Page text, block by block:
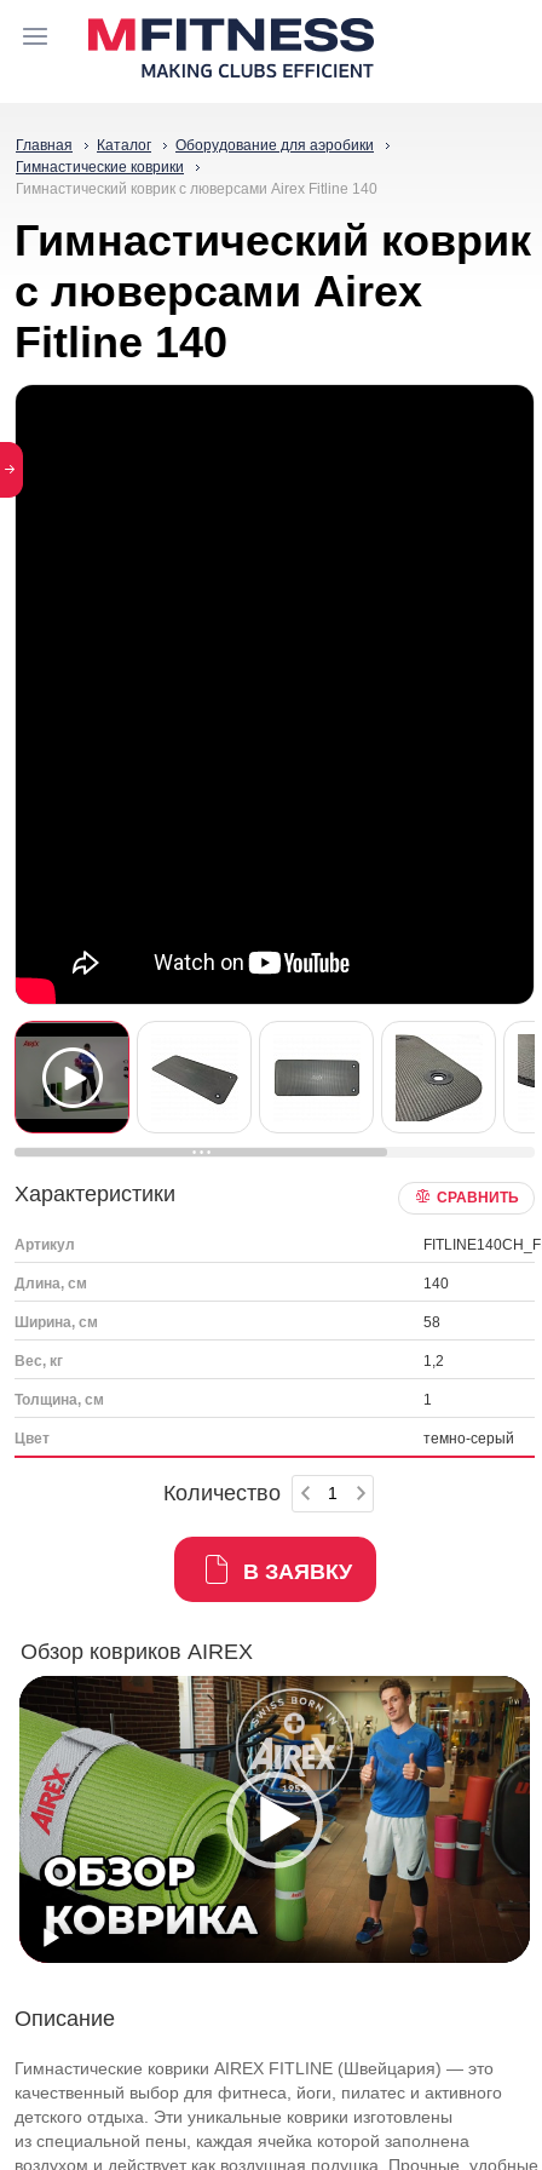
Главная Каталог
Оборудование для аэробики
Гимнастические коврики
Гимнастический коврик с люверсами Airex Fitline 140
Гимнастический коврик
с люверсами Airex
Fitline 140
Характеристики СРАВНИТЬ
Артикул
Длина, см 140
Ширина, см 58
Вес, кг 1,2
Толщина, см 1
Цвет темно-серый
Количество
В ЗАЯВКУ
Обзор ковриков AIREX
Описание
Гимнастические коврики AIREX FITLINE (Швейцария) — это
качественный выбор для фитнеса, йоги, пилатес и активного
детского отдыха. Эти уникальные коврики изготовлены
из специальной пены, каждая ячейка которой заполнена
воздухом и действует как воздушная подушка. Прочные, удобные,